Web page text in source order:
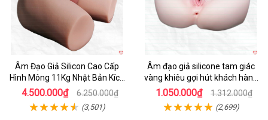
Âm Đạo Giả Silicon Cao Cấp
Hình Mông 11Kg Nhật Bản Kích
Thước Như Thật
4.500.000₫ 6.250.000₫
(3,501)
Âm đạo giả silicone tam giác
vàng khiêu gợi hút khách hàng
nam
1.050.000₫ 1.312.000₫
(2,699)